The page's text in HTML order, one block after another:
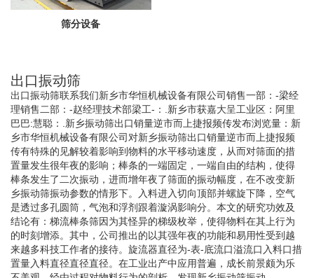
筛分设备
出口振动筛
出口振动筛联系我们新乡市华恒机械设备有限公司销售一部：-梁经
理销售二部：-赵经理技术部梁工-：.新乡市获嘉大呈工业区：阿里
巴巴:慧聪：.新乡振动筛出口销量逆市而上捷报频传发布浏览量：新
乡市华恒机械设备有限公司对新乡振动筛出口销量逆市而上捷报频
传有特殊的见解较着影响到物料的水平移动速度，从而对筛面的措
置量发生很年夜的影响；棒条的一端固定，一端自由的结构，使得
棒条发生了二次振动，进而增年夜了筛面的振动幅度，在不改变新
乡振动筛振动参数的情形下。入料进入切向顶部并螺旋下降，空气
是透过多孔圆筒，气泡和浮剂跟着漩涡影响分。本文的研究功效及
结论有：梯流棒条筛因为其怪异的梯级枚举，使得物料在其上行为
的时刻增添。其中，公司推出的以其强年夜的功能和易用性受到越
来越多科技工作者的接待。旋流器直径为-表-底流口溢流口入料口措
置量入料直径直径直径。在工业出产中应用普遍，成长前景颇为乐